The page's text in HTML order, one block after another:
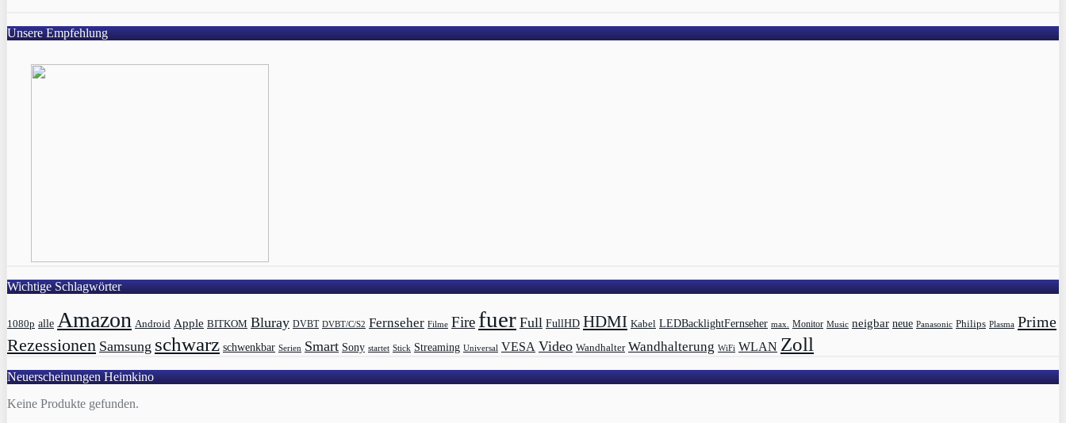
Unsere Empfehlung
Wichtige Schlagwörter
1080p alle Amazon Android Apple BITKOM Bluray DVBT DVBT/C/S2 Fernseher Filme Fire fuer Full FullHD HDMI Kabel LEDBacklightFernseher max. Monitor Music neigbar neue Panasonic Philips Plasma Prime
Rezessionen Samsung schwarz schwenkbar Serien Smart Sony startet Stick Streaming Universal VESA Video Wandhalter Wandhalterung WiFi WLAN Zoll
Neuerscheinungen Heimkino
Keine Produkte gefunden.